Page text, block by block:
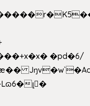
�pd�6/
լ�